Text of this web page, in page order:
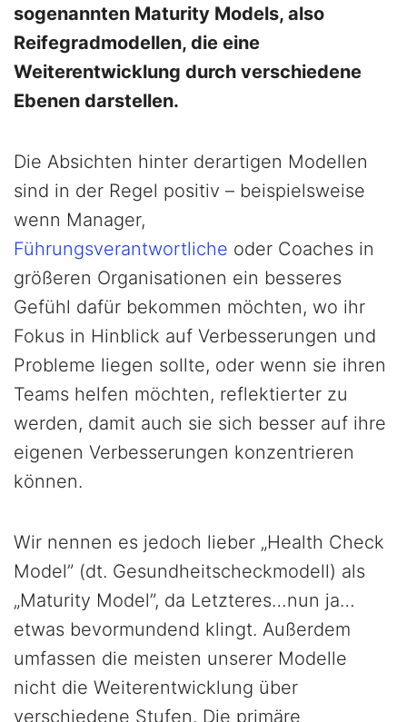
sogenannten Maturity Models, also
Reifegradmodellen, die eine
Weiterentwicklung durch verschiedene
Ebenen darstellen.
Die Absichten hinter derartigen Modellen
sind in der Regel positiv – beispielsweise
wenn Manager,
Führungsverantwortliche oder Coaches in
größeren Organisationen ein besseres
Gefühl dafür bekommen möchten, wo ihr
Fokus in Hinblick auf Verbesserungen und
Probleme liegen sollte, oder wenn sie ihren
Teams helfen möchten, reflektierter zu
werden, damit auch sie sich besser auf ihre
eigenen Verbesserungen konzentrieren
können.
Wir nennen es jedoch lieber „Health Check
Model” (dt. Gesundheitscheckmodell) als
„Maturity Model”, da Letzteres…nun ja…
etwas bevormundend klingt. Außerdem
umfassen die meisten unserer Modelle
nicht die Weiterentwicklung über
verschiedene Stufen. Die primäre